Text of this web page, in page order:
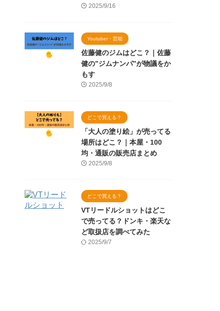
2025/9/16
Youtuber・芸能
佐藤健のジムはどこ？｜佐藤
健の”ジムナンパ”が物議をか
もす
2025/9/8
どこで買える？
「大人の塗り絵」が売ってる
場所はどこ？｜本屋・100
均・通販の販売店まとめ
2025/9/8
どこで買える？
VTリードルショットはどこ
で売ってる？ドンキ・楽天な
ど取扱店を調べてみた
2025/9/7